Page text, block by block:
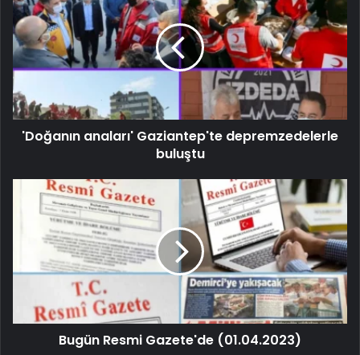
'Doğanın anaları' Gaziantep'te depremzedelerle
buluştu
Bugün Resmi Gazete'de (01.04.2023)